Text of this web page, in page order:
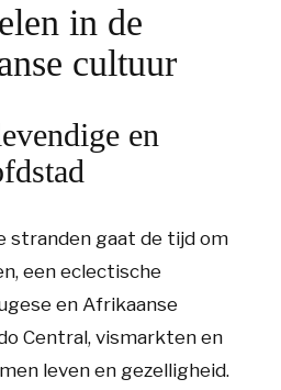
in de
cultuur
en
stranden gaat de tijd om
een eclectische
en Afrikaanse
Central, vismarkten en
leven en gezelligheid.